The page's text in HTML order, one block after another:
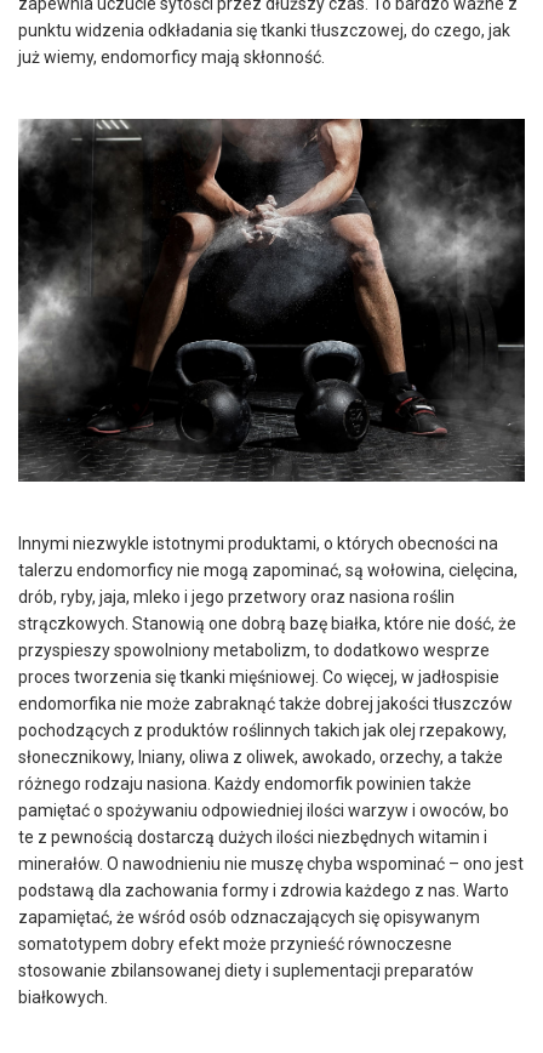
zapewnia uczucie sytości przez dłuższy czas. To bardzo ważne z
punktu widzenia odkładania się tkanki tłuszczowej, do czego, jak
już wiemy, endomorficy mają skłonność.
Innymi niezwykle istotnymi produktami, o których obecności na
talerzu endomorficy nie mogą zapominać, są wołowina, cielęcina,
drób, ryby, jaja, mleko i jego przetwory oraz nasiona roślin
strączkowych. Stanowią one dobrą bazę białka, które nie dość, że
przyspieszy spowolniony metabolizm, to dodatkowo wesprze
proces tworzenia się tkanki mięśniowej. Co więcej, w jadłospisie
endomorfika nie może zabraknąć także dobrej jakości tłuszczów
pochodzących z produktów roślinnych takich jak olej rzepakowy,
słonecznikowy, lniany, oliwa z oliwek, awokado, orzechy, a także
różnego rodzaju nasiona. Każdy endomorfik powinien także
pamiętać o spożywaniu odpowiedniej ilości warzyw i owoców, bo
te z pewnością dostarczą dużych ilości niezbędnych witamin i
minerałów. O nawodnieniu nie muszę chyba wspominać – ono jest
podstawą dla zachowania formy i zdrowia każdego z nas. Warto
zapamiętać, że wśród osób odznaczających się opisywanym
somatotypem dobry efekt może przynieść równoczesne
stosowanie zbilansowanej diety i suplementacji preparatów
białkowych.